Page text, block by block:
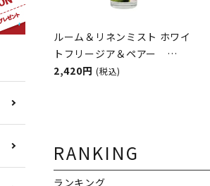
ルーム＆リネンミスト ホワイ
トフリージア＆ペアー
100ml The Scented Home
2,420円 (税込)
RANKING
ランキング